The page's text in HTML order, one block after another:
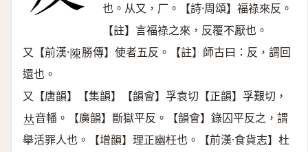
也。从又，厂。【詩·周頌】福祿來反。
【註】言福祿之來，反覆不厭也。
又【前漢·𨻰 勝傳】使者五反。【註】師古曰：反，謂回
還也。
又【唐韻】【集韻】【韻會】孚袁切【正韻】孚艱切，
𠀤音幡。【廣韻】斷獄平反。【韻會】錄囚平反之，謂
舉活罪人也。【增韻】理正幽枉也。【前漢·食貨志】杜